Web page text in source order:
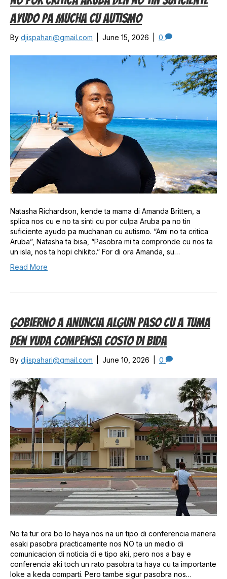
Ayudo Pa Mucha Cu Autismo
By djispahari@gmail.com June 15, 2026 0
Natasha Richardson, kende ta mama di Amanda Britten, a
splica nos cu e no ta sinti cu por culpa Aruba pa no tin
suficiente ayudo pa muchanan cu autismo. “Ami no ta critica
Aruba”, Natasha ta bisa, “Pasobra mi ta compronde cu nos ta
un isla, nos ta hopi chikito.” For di ora Amanda, su…
Read More
Gobierno A Anuncia Algun Paso Cu A Tuma
Den Yuda Compensa Costo Di Bida
By djispahari@gmail.com June 10, 2026 0
No ta tur ora bo lo haya nos na un tipo di conferencia manera
esaki pasobra practicamente nos NO ta un medio di
comunicacion di noticia di e tipo aki, pero nos a bay e
conferencia aki toch un rato pasobra ta haya cu ta importante
loke a keda comparti. Pero tambe sigur pasobra nos…